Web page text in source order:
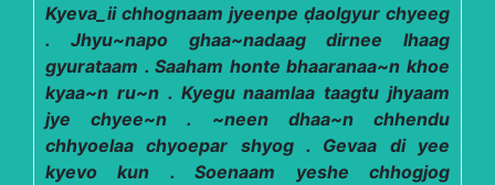
Kyeva_ii chhognaam jyeenpe ḍaolgyur chyeeg
. Jhyu~napo ghaa~nadaag dirnee lhaag
gyurataam . Saaham honte bhaaranaa~n khoe
kyaa~n ru~n . Kyegu naamlaa taagtu jhyaam
jye chyee~n . ~neen dhaa~n chhendu
chhyoelaa chyoepar shyog . Gevaa di yee
kyevo kun . Soenaam yeshe chhogjog